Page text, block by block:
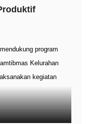
program
Kelurahan
kegiatan